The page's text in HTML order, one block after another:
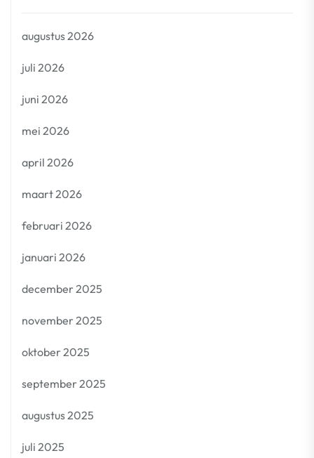
augustus 2026
juli 2026
juni 2026
mei 2026
april 2026
maart 2026
februari 2026
januari 2026
december 2025
november 2025
oktober 2025
september 2025
augustus 2025
juli 2025